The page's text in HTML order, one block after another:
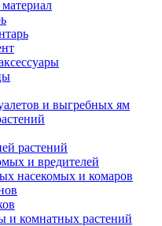
и выгребных ям
растений
и вредителей
насекомых и комаров
и комнатных растений